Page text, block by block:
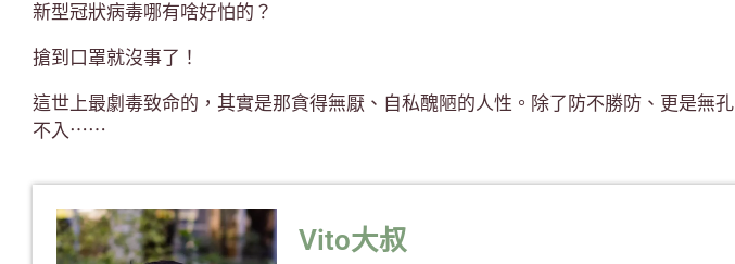
新型冠狀病毒哪有啥好怕的？
搶到口罩就沒事了！
這世上最劇毒致命的，其實是那貪得無厭、自私醜陋的人性。除了防不勝防、更是無孔
不入⋯⋯
Vito大叔